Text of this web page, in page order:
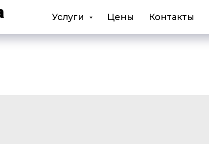
Услуги Цены Контакты